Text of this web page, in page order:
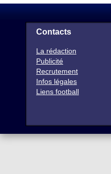
Contacts
La rédaction
Publicité
Recrutement
Infos légales
Liens football